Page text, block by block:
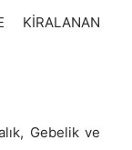
KİRALANAN
Gebelik ve